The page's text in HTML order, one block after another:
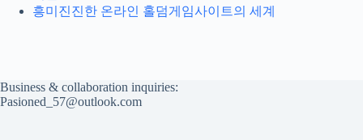
흥미진진한 온라인 홀덤게임사이트의 세계
Business & collaboration inquiries:
Pasioned_57@outlook.com